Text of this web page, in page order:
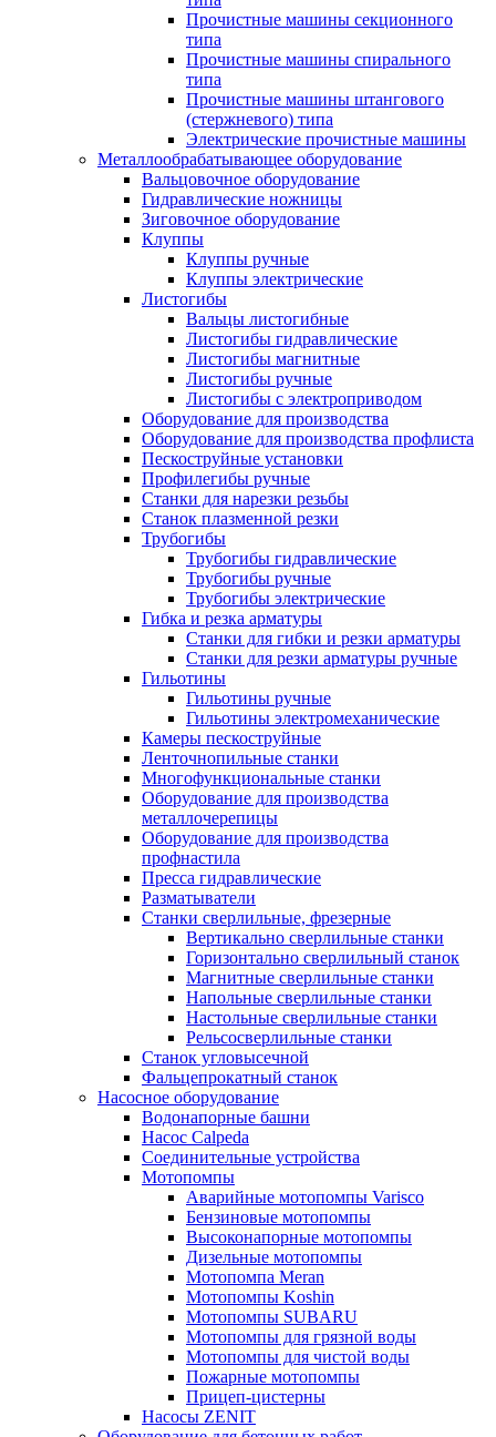
Прочистные машины секционного
типа
Прочистные машины спирального
типа
Прочистные машины штангового
(стержневого) типа
Электрические прочистные машины
Металлообрабатывающее оборудование
Вальцовочное оборудование
Гидравлические ножницы
Зиговочное оборудование
Клуппы
Клуппы ручные
Клуппы электрические
Листогибы
Вальцы листогибные
Листогибы гидравлические
Листогибы магнитные
Листогибы ручные
Листогибы с электроприводом
Оборудование для производства
Оборудование для производства профлиста
Пескоструйные установки
Профилегибы ручные
Станки для нарезки резьбы
Станок плазменной резки
Трубогибы
Трубогибы гидравлические
Трубогибы ручные
Трубогибы электрические
Гибка и резка арматуры
Станки для гибки и резки арматуры
Станки для резки арматуры ручные
Гильотины
Гильотины ручные
Гильотины электромеханические
Камеры пескоструйные
Ленточнопильные станки
Многофункциональные станки
Оборудование для производства
металлочерепицы
Оборудование для производства
профнастила
Пресса гидравлические
Разматыватели
Станки сверлильные, фрезерные
Вертикально сверлильные станки
Горизонтально сверлильный станок
Магнитные сверлильные станки
Напольные сверлильные станки
Настольные сверлильные станки
Рельсосверлильные станки
Станок угловысечной
Фальцепрокатный станок
Насосное оборудование
Водонапорные башни
Насос Calpeda
Соединительные устройства
Мотопомпы
Аварийные мотопомпы Varisco
Бензиновые мотопомпы
Высоконапорные мотопомпы
Дизельные мотопомпы
Мотопомпа Meran
Мотопомпы Koshin
Мотопомпы SUBARU
Мотопомпы для грязной воды
Мотопомпы для чистой воды
Пожарные мотопомпы
Прицеп-цистерны
Насосы ZENIT